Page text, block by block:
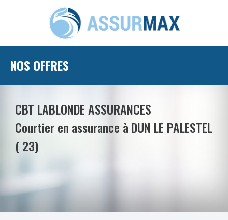
NOS OFFRES
CBT LABLONDE ASSURANCES
Courtier en assurance à DUN LE PALESTEL
( 23)